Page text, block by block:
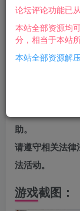
没有泰山、月河
吧
注意事项
如果遇到无法
助。
请遵守相关法
法活动。
游戏截图：
论坛评论功能已
本站全部资源均
分，相当于本站
本站全部资源解